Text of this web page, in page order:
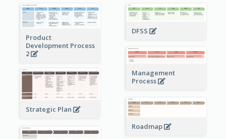
Product
Development Process
2
DFSS
Management
Process
Strategic Plan
Roadmap